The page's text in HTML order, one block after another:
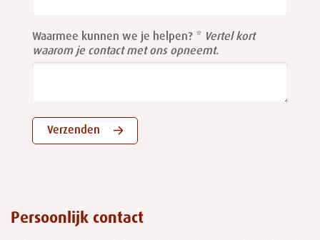
Waarmee kunnen we je helpen?
Vertel kort
waarom je contact met ons opneemt.
Verzenden
Persoonlijk contact